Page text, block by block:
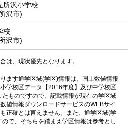
所沢小学校
沢市)
校
沢市)
は、現状優先となります。
ます通学区域(学区)情報は、国土数値情報
学校区データ【2016年度】及び中学校区
ものですので、記載情報が現在の学区域
値情報ダウンロードサービスのWEBサイ
正確とは言えません。また、通学区域(学
で、そちらを踏まえ学区情報は参考とし